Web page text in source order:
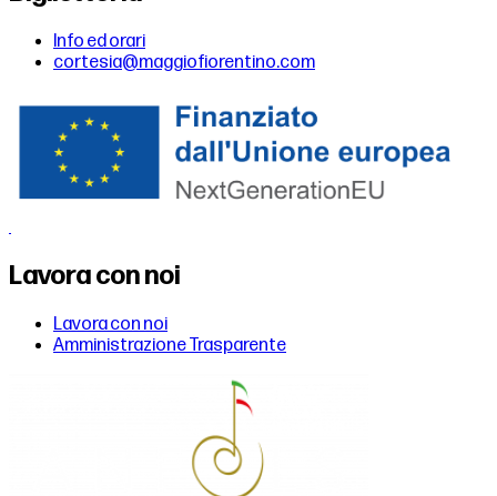
Info ed orari
cortesia@maggiofiorentino.com
Lavora con noi
Lavora con noi
Amministrazione Trasparente